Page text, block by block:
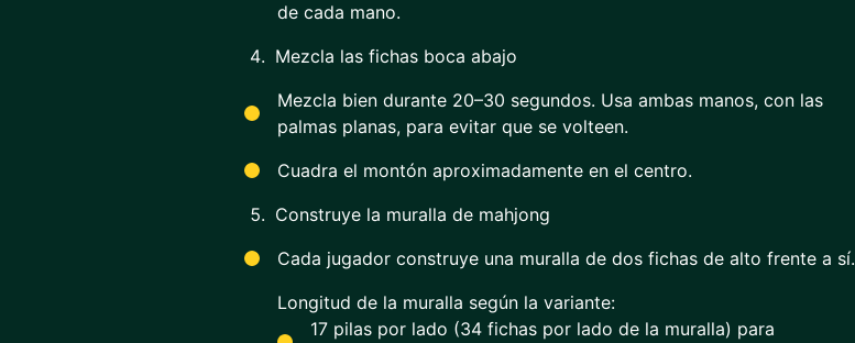
de cada mano.
Mezcla las fichas boca abajo
Mezcla bien durante 20–30 segundos. Usa ambas manos, con las
palmas planas, para evitar que se volteen.
Cuadra el montón aproximadamente en el centro.
Construye la muralla de mahjong
Cada jugador construye una muralla de dos fichas de alto frente a sí.
Longitud de la muralla según la variante:
17 pilas por lado (34 fichas por lado de la muralla) para